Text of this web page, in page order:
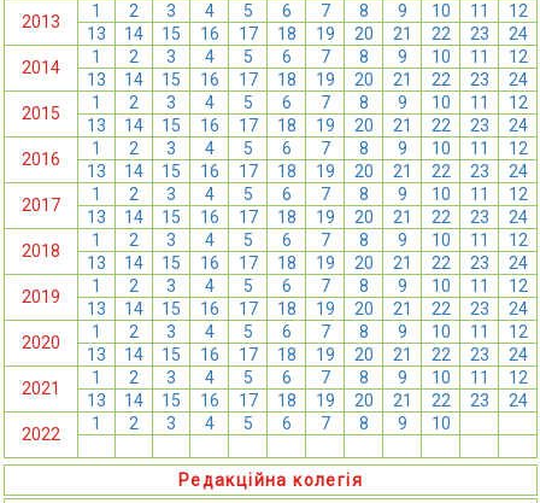
2013
1 2 3 4 5 6 7 8 9 10 11
12
13
14 15 16 17 18 19 20 21 22 23
24
2014
1 2 3 4 5 6 7 8 9 10 11
12
13
14 15 16 17 18 19 20 21 22 23
24
2015
1 2 3 4 5 6 7 8 9 10 11
12
13
14 15 16 17 18 19 20 21 22 23
24
2016
1 2 3 4 5 6 7 8 9 10 11
12
13
14 15 16 17 18 19 20 21 22 23
24
2017
1 2 3 4 5 6 7 8 9 10 11
12
13
14 15 16 17 18 19 20 21 22 23
24
2018
1 2 3 4 5 6 7 8 9 10 11
12
13
14 15 16 17 18 19 20 21 22 23
24
2019
1 2 3 4 5 6 7 8 9 10 11
12
13
14 15 16 17 18 19 20 21 22 23
24
2020
1 2 3 4 5 6 7 8 9 10 11
12
13
14 15 16 17 18 19 20 21 22 23
24
2021
1 2 3 4 5 6 7 8 9 10 11
12
13
14 15 16 17 18 19 20 21 22 23
24
2022
1 2 3 4 5 6 7 8 9 10
Редакційна колегія